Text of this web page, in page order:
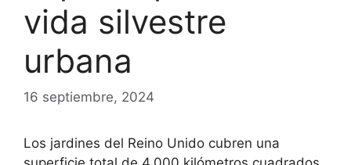
vida silvestre
urbana
16 septiembre, 2024
Los jardines del Reino Unido cubren una